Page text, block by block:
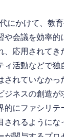
にかけて、教
や会議を効率
、応用されて
ィ活動などで独
されていなかっ
ジネスの創造が
的にファシリテ
されるようにな